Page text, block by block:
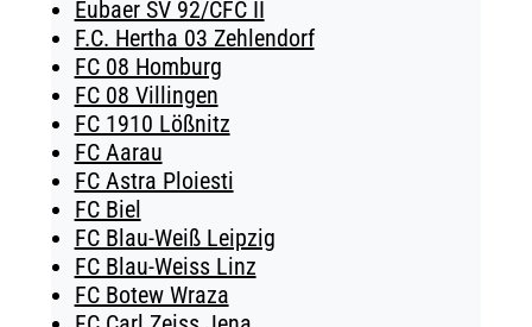
Eubaer SV 92/CFC II
F.C. Hertha 03 Zehlendorf
FC 08 Homburg
FC 08 Villingen
FC 1910 Lößnitz
FC Aarau
FC Astra Ploiesti
FC Biel
FC Blau-Weiß Leipzig
FC Blau-Weiss Linz
FC Botew Wraza